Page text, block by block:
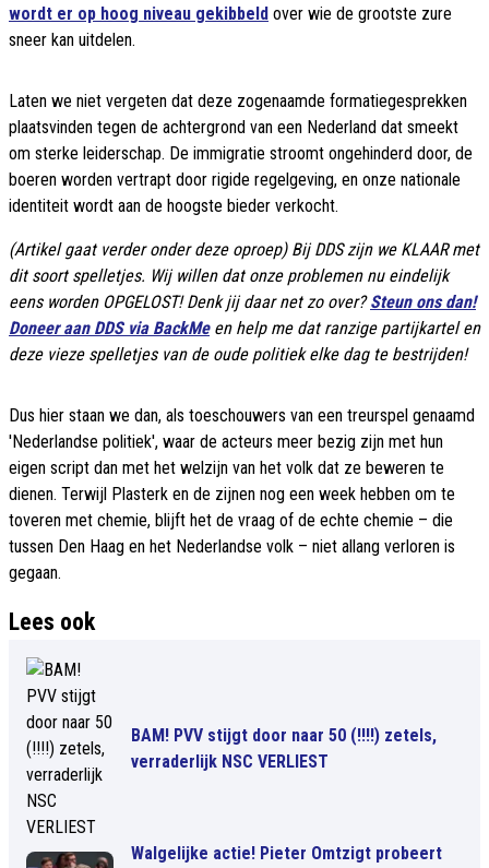
wordt er op hoog niveau gekibbeld over wie de grootste zure
sneer kan uitdelen.
Laten we niet vergeten dat deze zogenaamde formatiegesprekken
plaatsvinden tegen de achtergrond van een Nederland dat smeekt
om sterke leiderschap. De immigratie stroomt ongehinderd door, de
boeren worden vertrapt door rigide regelgeving, en onze nationale
identiteit wordt aan de hoogste bieder verkocht.
(Artikel gaat verder onder deze oproep) Bij DDS zijn we KLAAR met
dit soort spelletjes. Wij willen dat onze problemen nu eindelijk
eens worden OPGELOST! Denk jij daar net zo over?Steun ons dan!
Doneer aan DDS via BackMeen help me dat ranzige partijkartel en
deze vieze spelletjes van de oude politiek elke dag te bestrijden!
Dus hier staan we dan, als toeschouwers van een treurspel genaamd
'Nederlandse politiek', waar de acteurs meer bezig zijn met hun
eigen script dan met het welzijn van het volk dat ze beweren te
dienen. Terwijl Plasterk en de zijnen nog een week hebben om te
toveren met chemie, blijft het de vraag of de echte chemie – die
tussen Den Haag en het Nederlandse volk – niet allang verloren is
gegaan.
Lees ook
BAM! PVV stijgt door naar 50 (!!!!) zetels,
verraderlijk NSC VERLIEST
Walgelijke actie! Pieter Omtzigt probeert